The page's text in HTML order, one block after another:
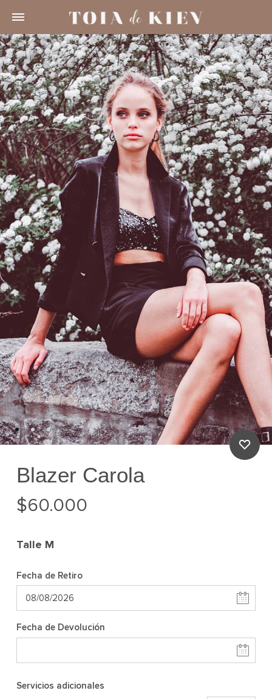
Blazer Carola
$60.000
Talle M
Fecha de Retiro
Fecha de Devolución
Servicios adicionales